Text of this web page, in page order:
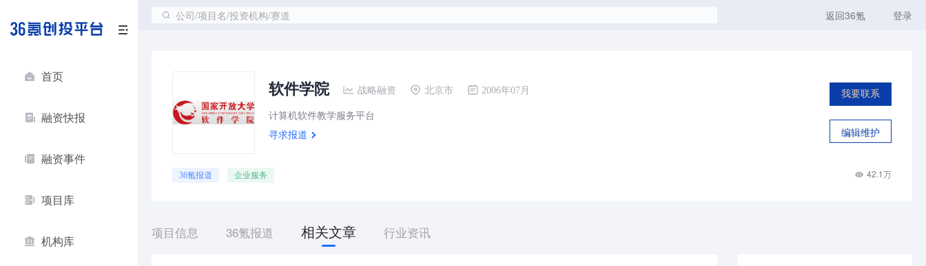
首页
融资快报
融资事件
项目库
机构库
公司/项目名/投资机构/赛道 返回36氪 登录
软件学院 战略融资 北京市 2006年07月
计算机软件教学服务平台
寻求报道
我要联系
编辑维护
36氪报道 企业服务 42.1万
项目信息 36氪报道 相关文章 行业资讯